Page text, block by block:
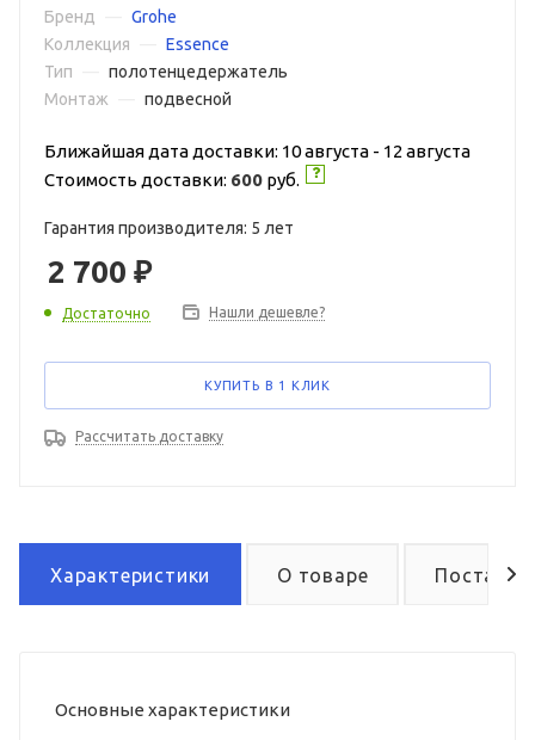
Бренд
Grohe
Коллекция
Essence
Тип
полотенцедержатель
Монтаж
подвесной
Ближайшая дата доставки: 10 августа - 12 августа
Стоимость доставки: 600 руб.
Гарантия производителя: 5 лет
2 700 ₽
Достаточно Нашли дешевле?
КУПИТЬ В 1 КЛИК
Рассчитать доставку
Характеристики О товаре Поставка
Основные характеристики